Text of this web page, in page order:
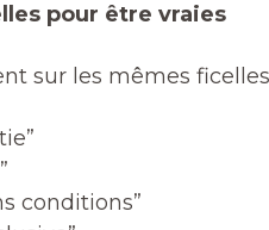
pour être vraies
sur les mêmes
conditions”